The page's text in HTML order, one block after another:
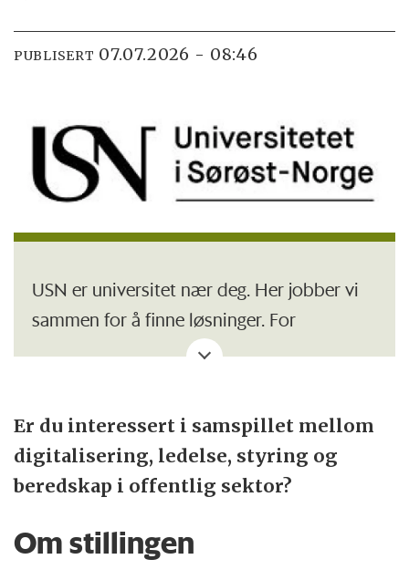
PUBLISERT 07.07.2026 - 08:46
USN er universitet nær deg. Her jobber vi
sammen for å finne løsninger. For
lokalsamfunnet, verden og alle oss som
på sørøst-landet. Her gjør du en
meningsfull jobb blant yrende studentliv
og innovative forskningsmiljøer. Du får en
arbeidsplass som er tett på de store
samfunnsutfordringene – og samtidig nær
Er du interessert i samspillet mellom
digitalisering, ledelse, styring og
beredskap i offentlig sektor?
Om stillingen